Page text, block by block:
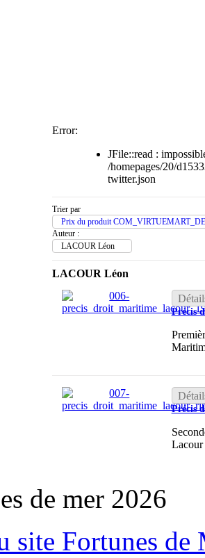
Error:
JFile::read :
/homepages/20/
twitter.json
Trier par
Prix du produit
Auteur :
LACOUR Léon
LACOUR Léon
Précis
Précis
Lacour
de mer 2026
site Fortunes de